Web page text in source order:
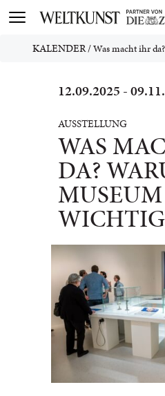
Toggle
KALENDER/Was macht ihr
12.09.2025 -
AUSSTELLUNG
WAS
DA?
MUSEUM